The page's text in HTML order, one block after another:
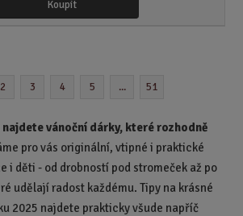
n
ž
s
t
v
í
Koupit
2 3 4 5 ... 51
vánoční dárky, které rozhodně
pro vás originální, vtipné i praktické
i děti - od drobností pod stromeček až po
udělají radost každému. Tipy na krásné
2025 najdete prakticky všude napříč